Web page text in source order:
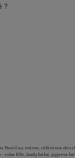
?
Pareil au même, référence
fille, body bébé, pyjama